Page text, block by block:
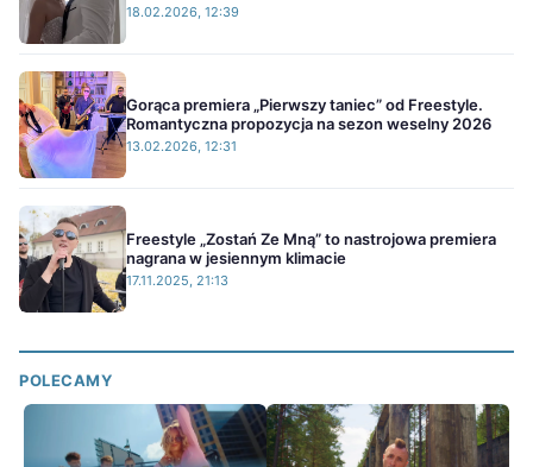
18.02.2026, 12:39
Gorąca premiera „Pierwszy taniec” od Freestyle.
Romantyczna propozycja na sezon weselny 2026
13.02.2026, 12:31
Freestyle „Zostań Ze Mną” to nastrojowa premiera
nagrana w jesiennym klimacie
17.11.2025, 21:13
POLECAMY